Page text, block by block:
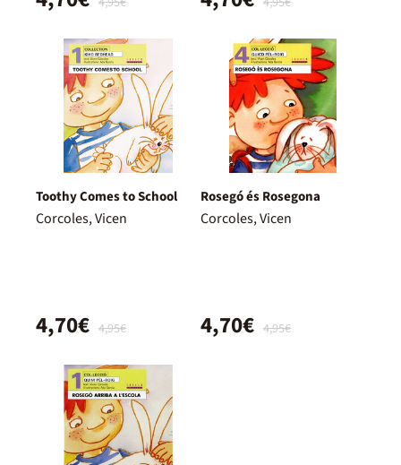
Toothy Comes to School
Corcoles, Vicen
4,95€
4,70€
Rosegó és Rosegona
Corcoles, Vicen
4,95€
4,70€